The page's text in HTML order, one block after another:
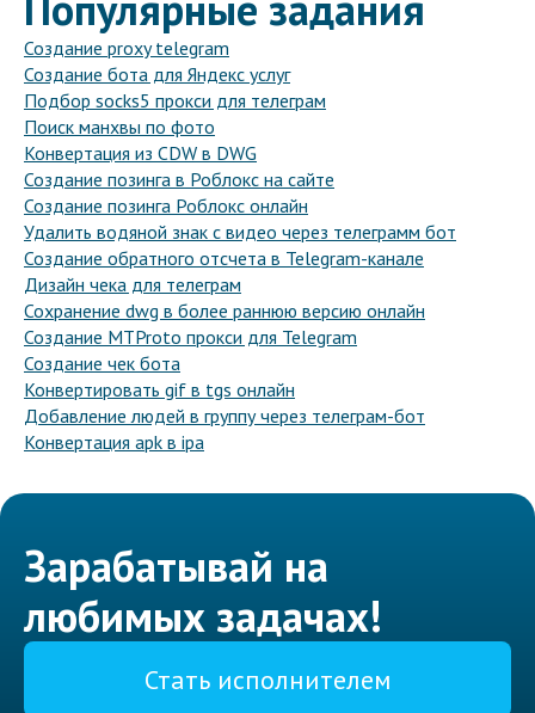
Создание proxy telegram
Создание бота для Яндекс услуг
Подбор socks5 прокси для телеграм
Поиск манхвы по фото
Конвертация из CDW в DWG
Создание позинга в Роблокс на сайте
Создание позинга Роблокс онлайн
Удалить водяной знак с видео через телеграмм бот
Создание обратного отсчета в Telegram-канале
Дизайн чека для телеграм
Сохранение dwg в более раннюю версию онлайн
Создание MTProto прокси для Telegram
Создание чек бота
Конвертировать gif в tgs онлайн
Добавление людей в группу через телеграм-бот
Конвертация apk в ipa
Зарабатывай на
любимых задачах!
Стать исполнителем